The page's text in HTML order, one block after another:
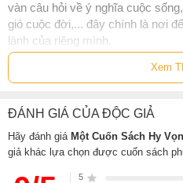
vàn câu hỏi về ý nghĩa cuộc
gió cuộc đời,... đây chính là nơi
lành của riêng mình.
Một cuốn sách tập hợp những
vọng, chữa lành và hành trình
nhận cảm xúc, đối diện khó khăn,
dưỡng giá trị bản thân, tìm thấy
trọng hiện tại và từng bước kiến
Xem
ĐÁNH GIÁ CỦA ĐỘC GIẢ
Hãy đánh giá Một Cuốn Sách Hy
giả khác lựa chọn được cuốn sách
5